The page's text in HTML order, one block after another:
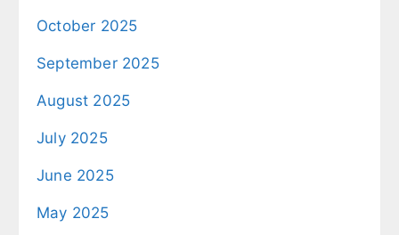
October 2025
September 2025
August 2025
July 2025
June 2025
May 2025